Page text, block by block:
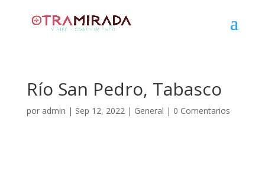
Río San Pedro, Tabasco
por admin | Sep 12, 2022| General | 0 Comentarios